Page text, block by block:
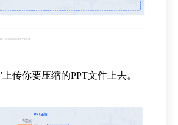
传你要压缩的PPT文件上去。